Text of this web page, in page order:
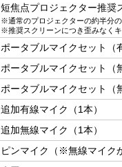
短焦点プロジェクター推奨
※通常のプロジェクターの約半分の
※推奨スクリーンにつき歪みなくキ
ポータブルマイクセット（
ポータブルマイクセット（
ポータブルマイクセット（
追加有線マイク（1本）
追加無線マイク（1本）
ピンマイク（※無線マイク